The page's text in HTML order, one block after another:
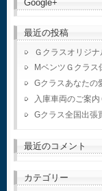
Google+
最近の投稿
Ｇクラスオリジ
MベンツＧクラス
Gクラスあなたの
入庫車両のご案
Gクラス全国出張
最近のコメント
カテゴリー